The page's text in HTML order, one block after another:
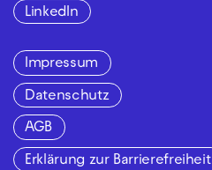
LinkedIn
Impressum
Datenschutz
AGB
Erklärung zur Barrierefreiheit